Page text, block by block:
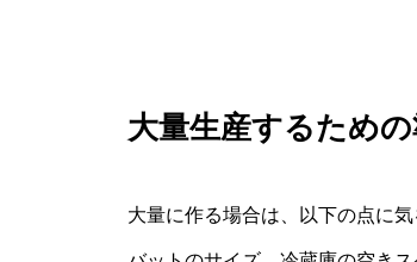
大量生産するため
大量に作る場合は、以下の点に